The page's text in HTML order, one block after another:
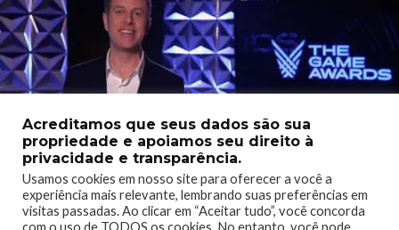
O apresentador ainda explica que para isso ser viável é
Acreditamos que seus dados são sua
propriedade e apoiamos seu direito à
privacidade e transparência.
Usamos cookies em nosso site para oferecer a você a
experiência mais relevante, lembrando suas preferências em
visitas passadas. Ao clicar em “Aceitar tudo”, você concorda
com o uso de TODOS os cookies. No entanto, você pode